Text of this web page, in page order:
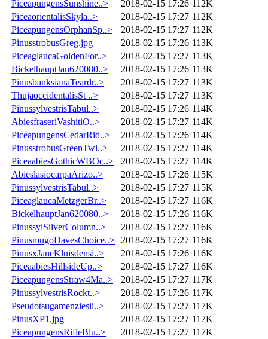
PiceapungensSunshine..> 2018-02-15 17:26 112K
PiceaorientalisSkyla..>
2018-02-15 17:27 112K
PiceapungensOrphanSp..>
2018-02-15 17:27 112K
PinusstrobusGreg.jpg
2018-02-15 17:26 113K
PiceaglaucaGoldenFor..>
2018-02-15 17:27 113K
BickelhauptJan620080..>
2018-02-15 17:26 113K
PinusbanksianaTeardr..>
2018-02-15 17:27 113K
ThujaoccidentalisSt ..>
2018-02-15 17:27 113K
PinussylvestrisTabul..>
2018-02-15 17:26 114K
AbiesfraseriVashitiO..>
2018-02-15 17:27 114K
PiceapungensCedarRid..>
2018-02-15 17:26 114K
PinusstrobusGreenTwi..>
2018-02-15 17:27 114K
PiceaabiesGothicWBOc..>
2018-02-15 17:27 114K
AbieslasiocarpaArizo..>
2018-02-15 17:26 115K
PinussylvestrisTabul..>
2018-02-15 17:27 115K
PiceaglaucaMetzgerBr..>
2018-02-15 17:27 116K
BickelhauptJan620080..>
2018-02-15 17:26 116K
PinussylSilverColumn..>
2018-02-15 17:27 116K
PinusmugoDavesChoice..>
2018-02-15 17:27 116K
PinusxJaneKluisdensi..>
2018-02-15 17:26 116K
PiceaabiesHillsideUp..>
2018-02-15 17:27 116K
PiceapungensStraw4Ma..>
2018-02-15 17:27 117K
PinussylvestrisRockt..>
2018-02-15 17:26 117K
Pseudotsugamenziesii..>
2018-02-15 17:27 117K
PinusXP1.jpg
2018-02-15 17:27 117K
PiceapungensRifleBlu..>
2018-02-15 17:27 117K